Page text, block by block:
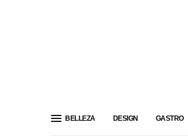
BELLEZA DESIGN GASTRO